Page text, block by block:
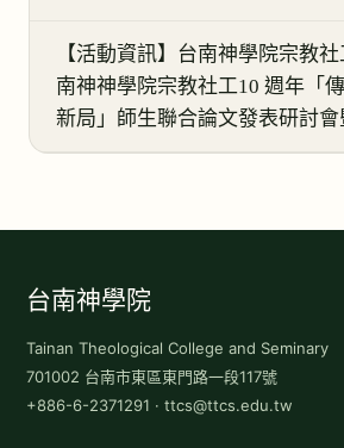
【活動資訊】台南神學院宗教
南神神學院宗教社工10 週年「
新局」師生聯合論文發表研討
台南神學院
Tainan Theological College and Seminary
701002 台南市東區東門路一段117號
+886-6-2371291 · ttcs@ttcs.edu.tw